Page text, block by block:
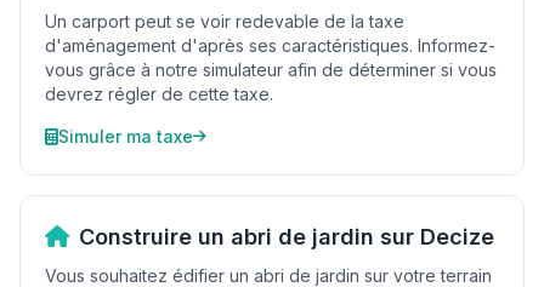
Un carport peut se voir redevable de la taxe
d'aménagement d'après ses caractéristiques. Informez-
vous grâce à notre simulateur afin de déterminer si vous
devrez régler de cette taxe.
Simuler ma taxe
Construire un abri de jardin sur Decize
Vous souhaitez édifier un abri de jardin sur votre terrain